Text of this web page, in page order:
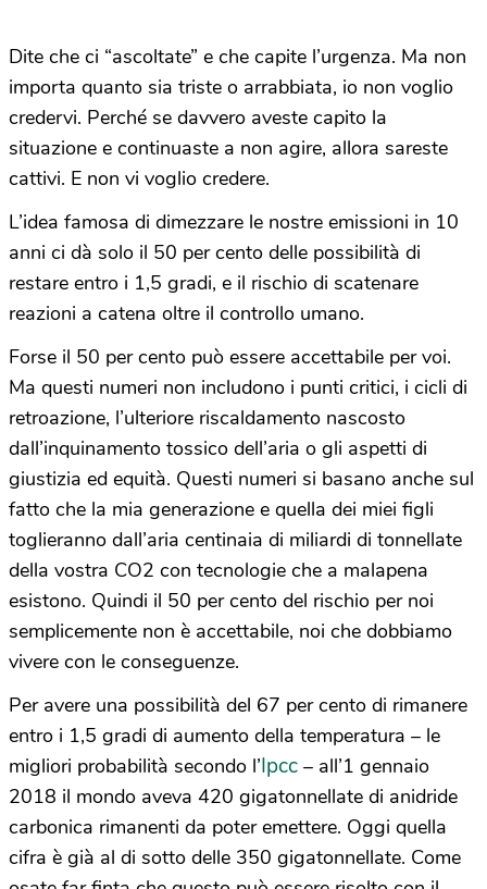
Dite che ci “ascoltate” e che capite l’urgenza. Ma non
importa quanto sia triste o arrabbiata, io non voglio
credervi. Perché se davvero aveste capito la
situazione e continuaste a non agire, allora sareste
cattivi. E non vi voglio credere.
L’idea famosa di dimezzare le nostre emissioni in 10
anni ci dà solo il 50 per cento delle possibilità di
restare entro i 1,5 gradi, e il rischio di scatenare
reazioni a catena oltre il controllo umano.
Forse il 50 per cento può essere accettabile per voi.
Ma questi numeri non includono i punti critici, i cicli di
retroazione, l’ulteriore riscaldamento nascosto
dall’inquinamento tossico dell’aria o gli aspetti di
giustizia ed equità. Questi numeri si basano anche sul
fatto che la mia generazione e quella dei miei figli
toglieranno dall’aria centinaia di miliardi di tonnellate
della vostra CO2 con tecnologie che a malapena
esistono. Quindi il 50 per cento del rischio per noi
semplicemente non è accettabile, noi che dobbiamo
vivere con le conseguenze.
Per avere una possibilità del 67 per cento di rimanere
entro i 1,5 gradi di aumento della temperatura – le
migliori probabilità secondo l’Ipcc – all’1 gennaio
2018 il mondo aveva 420 gigatonnellate di anidride
carbonica rimanenti da poter emettere. Oggi quella
cifra è già al di sotto delle 350 gigatonnellate. Come